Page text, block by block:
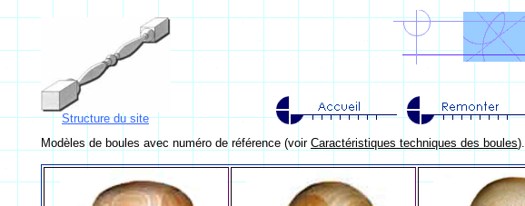
Structure du site
Modèles de boules avec numéro de référence (voir Caractéristiques techniques des boules).